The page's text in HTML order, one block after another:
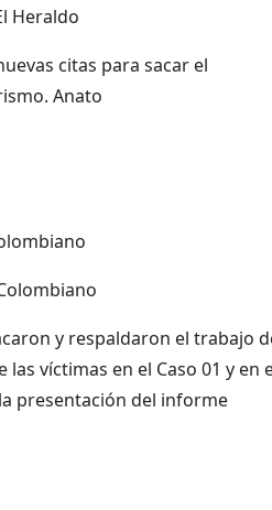
Heraldo
citas para sacar el
Anato
y respaldaron el trabajo
víctimas en el Caso 01 y en
presentación del informe